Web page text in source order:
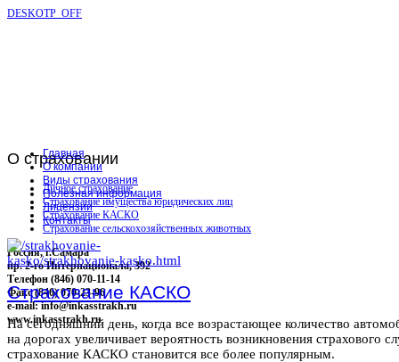
DESKOTP_OFF
О страховании
Личное страхование
Страхование имущества юридических лиц
Страхование КАСКО
Страхование сельскохозяйственных животных
Россия, г.Самара
пр. 2-го Интернационала, 392
Телефон (846) 070-11-14
Факс (846) 070-23-96
e-mail: info@inkasstrakh.ru
www.inkasstrakh.ru
Главная
О компании
Виды страхования
Полезная информация
Лицензии
Контакты
Страхование КАСКО
На сегодняшний день, когда все возрастающее количество
на дорогах увеличивает вероятность возникновения страхового
страхование КАСКО становится все более популярным.